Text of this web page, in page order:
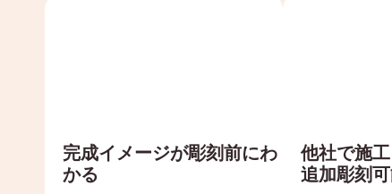
完成イメージが彫刻前にわ
かる
他社で施
追加彫刻